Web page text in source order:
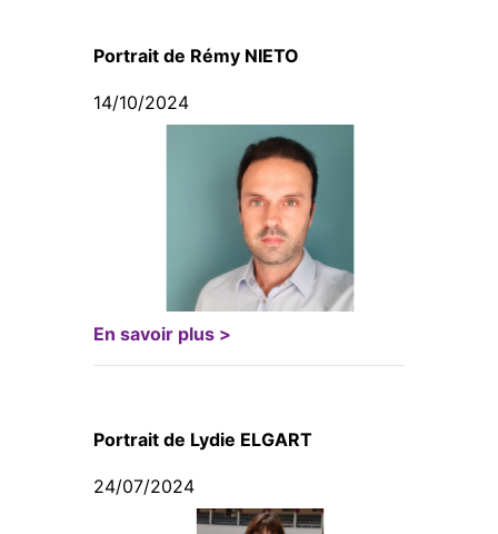
Portrait de Rémy NIETO
14/10/2024
En savoir plus >
Portrait de Lydie ELGART
24/07/2024